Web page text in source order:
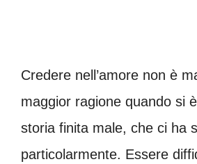
Credere nell’amore non è
maggior ragione quando si
storia finita male, che ci ha
particolarmente. Essere